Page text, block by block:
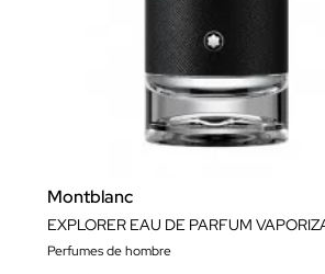
Montblanc
EXPLORER EAU DE PARFUM
Perfumes de hombre